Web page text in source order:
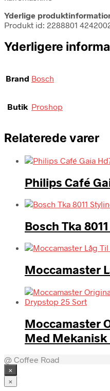
Yderlige
Produkt id: 2288801
Yderligere
Brand Bosch
Butik Proshop
Relaterede varer
Philips Café
Bosch Tka
Moccamaster
Moccamaster
Med
@ Coffee Road
×
×